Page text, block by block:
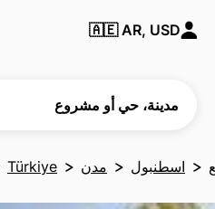
🇦🇪AR, USD
مدينة، حي أو مشروع
Türkiye مدن اسطنبول